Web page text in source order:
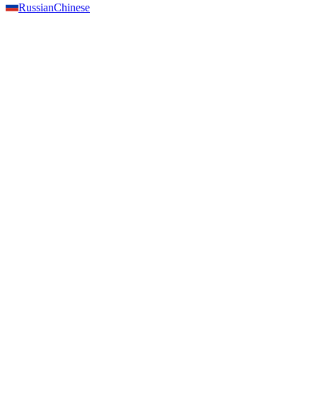
RussianChinese